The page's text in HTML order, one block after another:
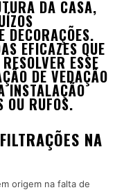
DA CASA,
DECORAÇÕES.
EFICAZES QUE
ESSE
DE VEDAÇÃO
INSTALAÇÃO
OU RUFOS.
NA
origem na falta de